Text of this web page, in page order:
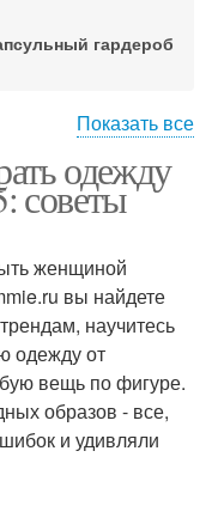
гардероб
гардероб
для базового
гардероба
Украшения в
гардеробе
Показать все
одежду
советы
женщиной
вы найдете
научитесь
одежду от
вещь по фигуре.
образов - все,
и удивляли